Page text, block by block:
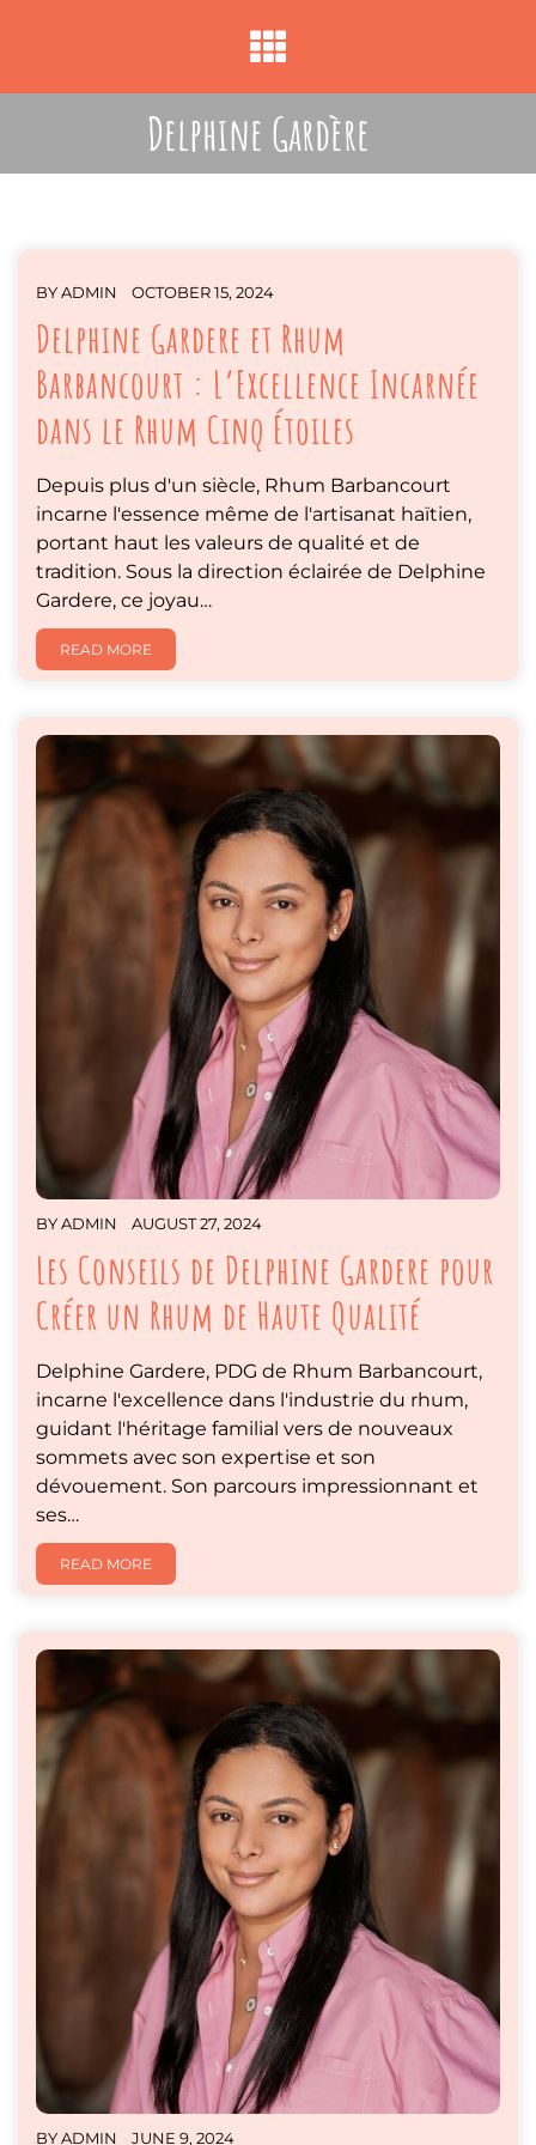
Delphine Gardère
Blog
BYADMIN OCTOBER 15, 2024
Delphine Gardere et Rhum
Barbancourt : L’Excellence Incarnée
dans le Rhum Cinq Étoiles
Depuis plus d'un siècle, Rhum Barbancourt
incarne l'essence même de l'artisanat haïtien,
portant haut les valeurs de qualité et de
tradition. Sous la direction éclairée de Delphine
Gardere, ce joyau…
READ MORE
BYADMIN AUGUST 27, 2024
Les Conseils de Delphine Gardere pour
Créer un Rhum de Haute Qualité
Delphine Gardere, PDG de Rhum Barbancourt,
incarne l'excellence dans l'industrie du rhum,
guidant l'héritage familial vers de nouveaux
sommets avec son expertise et son
dévouement. Son parcours impressionnant et
ses…
READ MORE
BYADMIN JUNE 9, 2024